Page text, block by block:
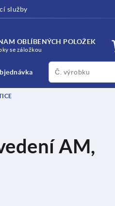
služby
OBLÍBENÝCH POLOŽEK
se záložkou
productCode
AM,